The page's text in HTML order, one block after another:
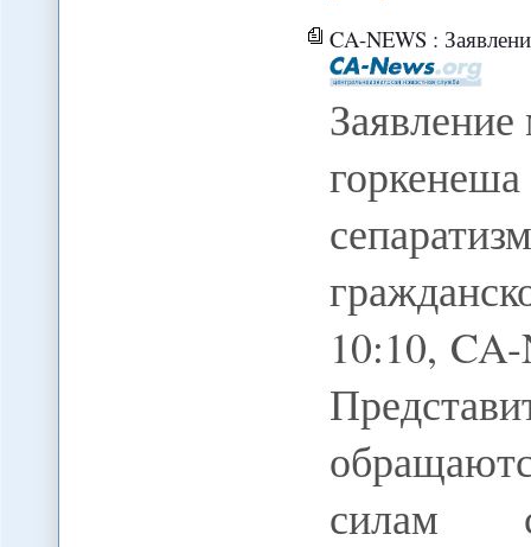
CA-NEWS : Заявление мэра Оша и
10:10,
силам